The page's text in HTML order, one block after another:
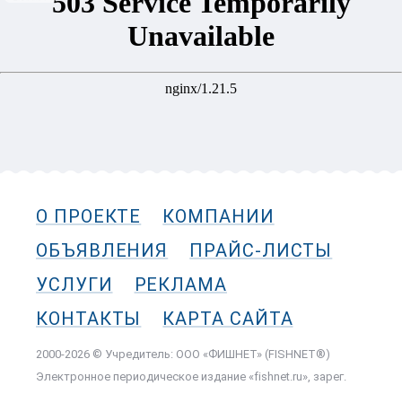
О ПРОЕКТЕ
КОМПАНИИ
ОБЪЯВЛЕНИЯ
ПРАЙС-ЛИСТЫ
УСЛУГИ
РЕКЛАМА
КОНТАКТЫ
КАРТА САЙТА
2000-2026 © Учредитель: ООО «ФИШНЕТ» (FISHNET®)
Электронное периодическое издание «fishnet.ru», зарег.